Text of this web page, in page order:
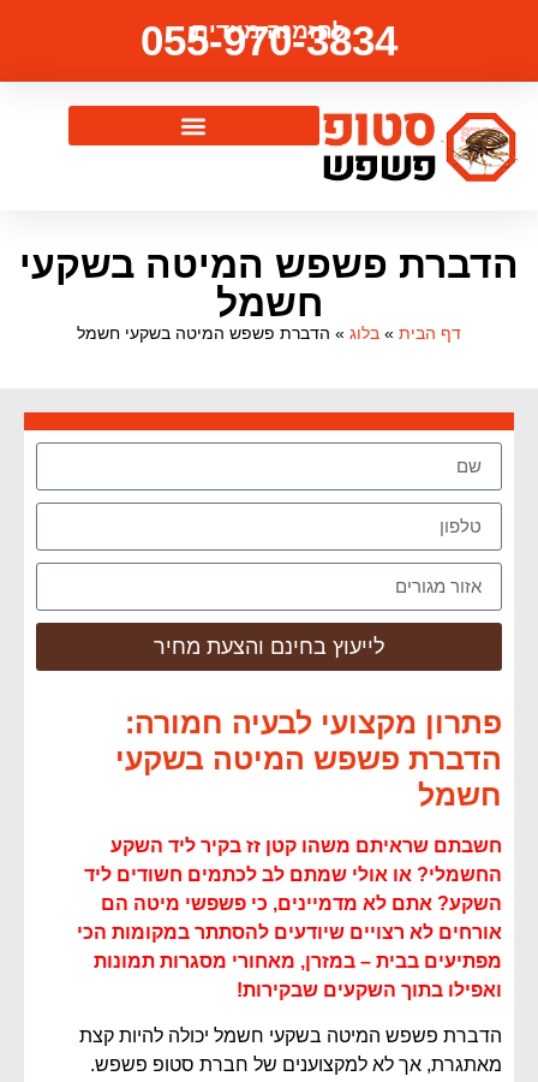
להזמנה מיידית
055-970-3834
הדברת פשפש המיטה בשקעי
חשמל
דף הבית » בלוג » הדברת פשפש המיטה בשקעי חשמל
צרו איתנו קשר
לייעוץ בחינם והצעת מחיר
פתרון מקצועי לבעיה חמורה:
הדברת פשפש המיטה בשקעי
חשמל
חשבתם שראיתם משהו קטן זז בקיר ליד השקע
החשמלי? או אולי שמתם לב לכתמים חשודים ליד
השקע? אתם לא מדמיינים, כי פשפשי מיטה הם
אורחים לא רצויים שיודעים להסתתר במקומות הכי
מפתיעים בבית – במזרן, מאחורי מסגרות תמונות
ואפילו בתוך השקעים שבקירות!
הדברת פשפש המיטה בשקעי חשמל יכולה להיות קצת
מאתגרת, אך לא למקצוענים של חברת סטופ פשפש.